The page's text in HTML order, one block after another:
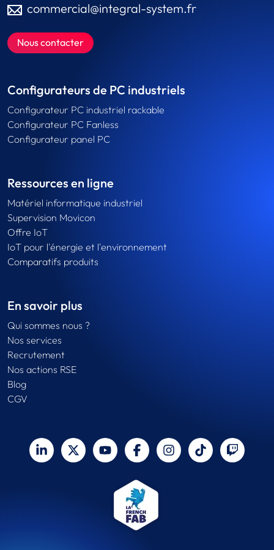
commercial@integral-system.fr
Nous contacter
Configurateurs de PC industriels
Configurateur PC industriel rackable
Configurateur PC Fanless
Configurateur panel PC
Ressources en ligne
Matériel informatique industriel
Supervision Movicon
Offre IoT
IoT pour l'énergie et l'environnement
Comparatifs produits
En savoir plus
Qui sommes nous ?
Nos services
Recrutement
Nos actions RSE
Blog
CGV